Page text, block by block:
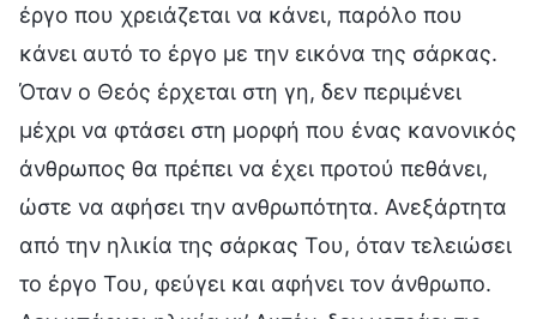
έργο που χρειάζεται να κάνει, παρόλο που
κάνει αυτό το έργο με την εικόνα της σάρκας.
Όταν ο Θεός έρχεται στη γη, δεν περιμένει
μέχρι να φτάσει στη μορφή που ένας κανονικός
άνθρωπος θα πρέπει να έχει προτού πεθάνει,
ώστε να αφήσει την ανθρωπότητα. Ανεξάρτητα
από την ηλικία της σάρκας Του, όταν τελειώσει
το έργο Του, φεύγει και αφήνει τον άνθρωπο.